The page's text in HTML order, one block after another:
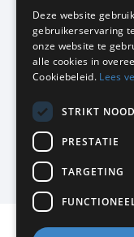
KMP
Airport Business Park
Frankfurtstraat 29-31
1175 RH Lijnden
020-617 01 26
Facebook
Instagram
KMP Kantoormeubilair
Deze website
gebruikerservaring
onze website te
alle cookies in
Cookiebeleid. Lees
STRIKT
PRESTATIE
TARGETING